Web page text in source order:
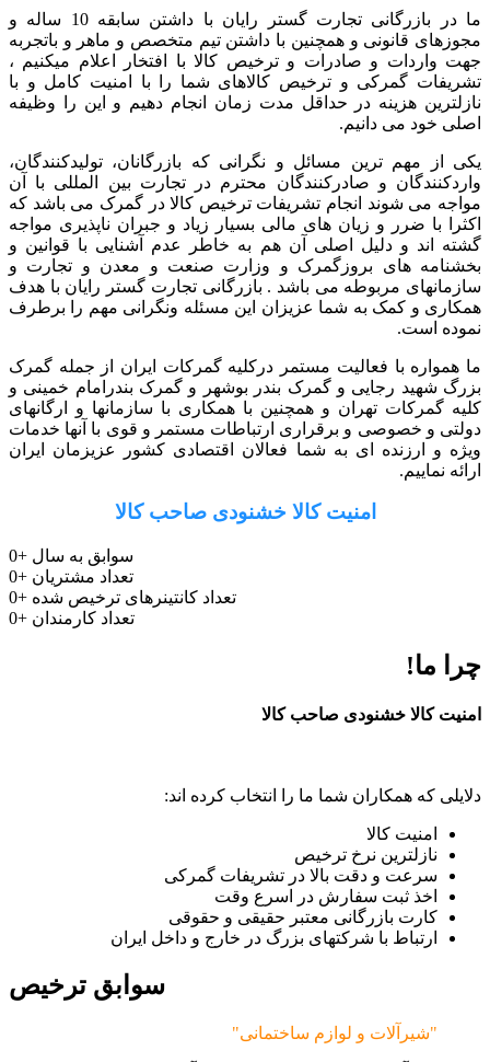
ما در بازرگانی تجارت گستر رایان با داشتن سابقه 10 ساله و
مجوزهای قانونی و همچنین با داشتن تیم متخصص و ماهر و باتجربه
جهت واردات و صادرات و ترخیص کالا با افتخار اعلام میکنیم ،
تشریفات گمرکی و ترخیص کالاهای شما را با امنیت کامل و با
نازلترین هزینه در حداقل مدت زمان انجام دهیم و این را وظیفه
اصلی خود می دانیم.
یکی از مهم ترین مسائل و نگرانی که بازرگانان، تولیدکنندگان،
واردکنندگان و صادرکنندگان محترم در تجارت بین المللی با آن
مواجه می شوند انجام تشریفات ترخیص کالا در گمرک می باشد که
اکثرا با ضرر و زیان های مالی بسیار زیاد و جبران ناپذیری مواجه
گشته اند و دلیل اصلی آن هم به خاطر عدم آشنایی با قوانین و
بخشنامه های بروزگمرک و وزارت صنعت و معدن و تجارت و
سازمانهای مربوطه می باشد . بازرگانی تجارت گستر رایان با هدف
همکاری و کمک به شما عزیزان این مسئله ونگرانی مهم را برطرف
نموده است.
ما همواره با فعالیت مستمر درکلیه گمرکات ایران از جمله گمرک
بزرگ شهید رجایی و گمرک بندر بوشهر و گمرک بندرامام خمینی و
کلیه گمرکات تهران و همچنین با همکاری با سازمانها و ارگانهای
دولتی و خصوصی و برقراری ارتباطات مستمر و قوی با آنها خدمات
ویژه و ارزنده ای به شما فعالان اقتصادی کشور عزیزمان ایران
ارائه نماییم.
امنیت کالا خشنودی صاحب کالا
0+ سوابق به سال
0+ تعداد مشتریان
0+ تعداد کانتینرهای ترخیص شده
0+ تعداد کارمندان
چرا ما!
امنیت کالا خشنودی صاحب کالا
دلایلی که همکاران شما ما را انتخاب کرده اند:
امنیت کالا
نازلترین نرخ ترخیص
سرعت و دقت بالا در تشریفات گمرکی
اخذ ثبت سفارش در اسرع وقت
کارت بازرگانی معتبر حقیقی و حقوقی
ارتباط با شرکتهای بزرگ در خارج و داخل ایران
سوابق ترخیص
"شیرآلات و لوازم ساختمانی"